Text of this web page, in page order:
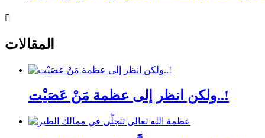
المقالات
ولكن انظر إلى عظمة مَنْ عَصَيْت..!